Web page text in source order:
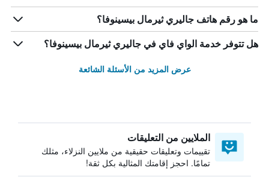
ما هو رقم هاتف جاليري ثيرمال بيسينوفا؟
هل تتوفر خدمة الواي فاي في جاليري ثيرمال بيسينوفا؟
عرض المزيد من الأسئلة الشائعة
الملايين من التعليقات
تقييمات وتعليقات حقيقية من ملايين النزلاء، مثلك
تمامًا. احجز إقامتك المثالية بكل ثقة!